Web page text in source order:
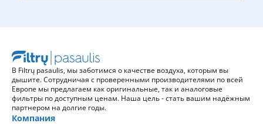
В Filtrų pasaulis, мы заботимся о качестве воздуха, которым вы
дышите. Сотрудничая с проверенными производителями по всей
Европе мы предлагаем как оригинальные, так и аналоговые
фильтры по доступным ценам. Наша цель - стать вашим надёжным
партнером на долгие годы.
Компания